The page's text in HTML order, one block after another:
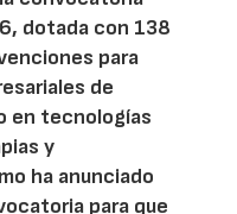
dotada con 138
para
de
en tecnologías
y
ha anunciado
para que